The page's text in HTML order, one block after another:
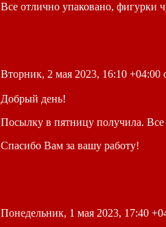
Все отлично упаковано, фигурки
Вторник, 2 мая 2023, 16:10 +04:00
Добрый день!
Посылку в пятницу получила. Все
Спасибо Вам за вашу работу!
Понедельник, 1 мая 2023, 17:40